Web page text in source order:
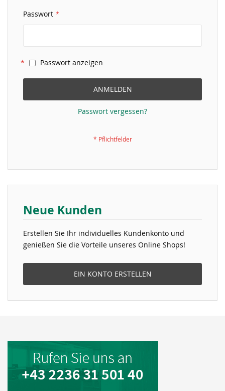
Passwort
Passwort anzeigen
ANMELDEN
Passwort vergessen?
Neue Kunden
Erstellen Sie Ihr individuelles Kundenkonto und
genießen Sie die Vorteile unseres Online Shops!
EIN KONTO ERSTELLEN